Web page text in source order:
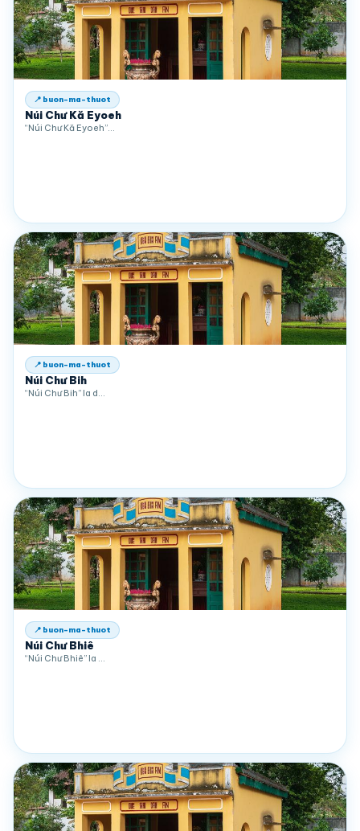
📍 buon-ma-thuot
Núi Chư Kă Eyoeh
“Núi Chư Kă Eyoeh”…
📍 buon-ma-thuot
Núi Chư Bih
“Núi Chư Bih” la d…
📍 buon-ma-thuot
Núi Chư Bhiê
“Núi Chư Bhiê” la …